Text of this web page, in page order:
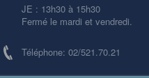
JE : 13h30 à 15h30
Fermé le mardi et vendredi.
Téléphone: 02/521.70.21